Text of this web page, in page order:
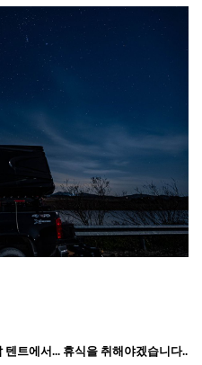
트에서... 휴식을 취해야겠습니다..